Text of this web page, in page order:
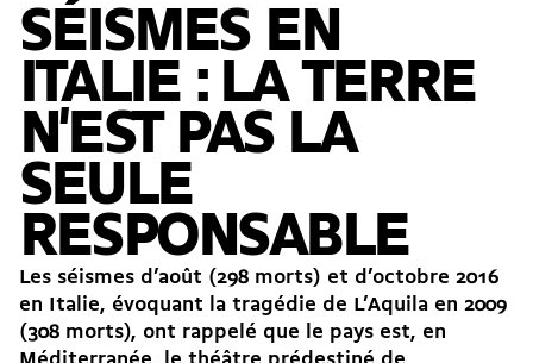
SÉISMES EN
ITALIE : LA TERRE
N'EST PAS LA
SEULE
RESPONSABLE
Les séismes d’août (298 morts) et d’octobre 2016
en Italie, évoquant la tragédie de L’Aquila en 2009
(308 morts), ont rappelé que le pays est, en